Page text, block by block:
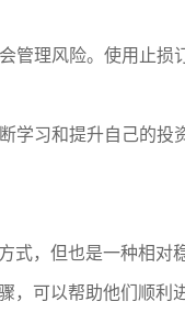
管理风险。使用止损
学习和提升自己的
式，但也是一种相
可以帮助他们顺利